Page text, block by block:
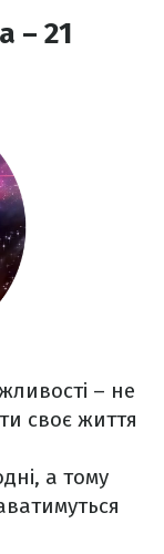
– 21
– не
своє життя
а тому